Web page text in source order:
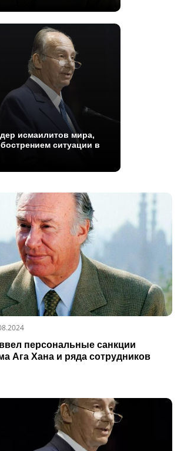
исмаилитов мира,
ситуации в
персональные санкции
Ага Хана и ряда сотрудников